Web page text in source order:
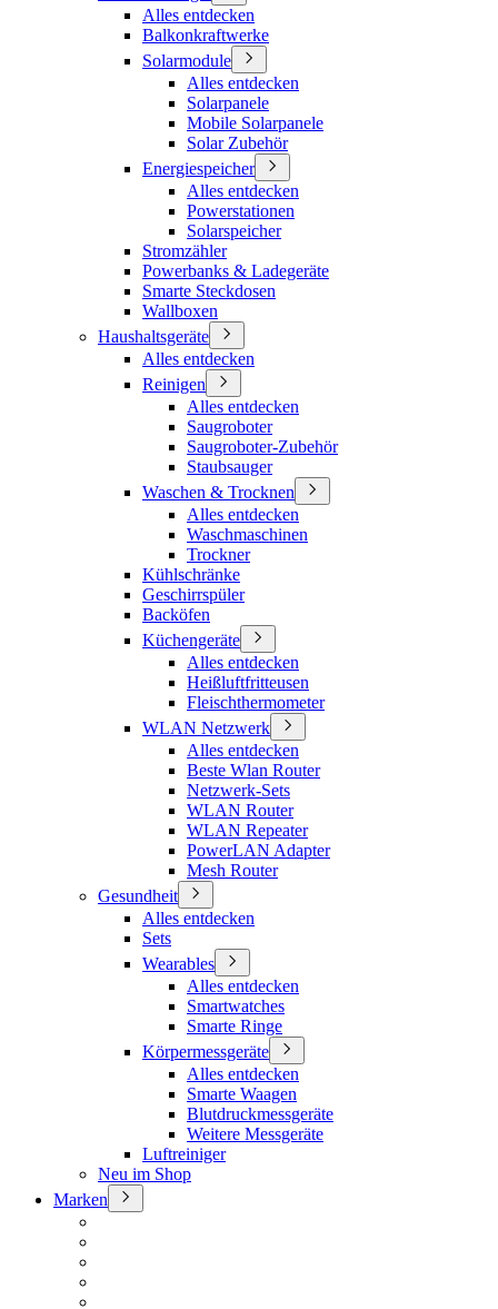
Alles entdecken
Balkonkraftwerke
Solarmodule
Alles entdecken
Solarpanele
Mobile Solarpanele
Solar Zubehör
Energiespeicher
Alles entdecken
Powerstationen
Solarspeicher
Stromzähler
Powerbanks & Ladegeräte
Smarte Steckdosen
Wallboxen
Haushaltsgeräte
Alles entdecken
Reinigen
Alles entdecken
Saugroboter
Saugroboter-Zubehör
Staubsauger
Waschen & Trocknen
Alles entdecken
Waschmaschinen
Trockner
Kühlschränke
Geschirrspüler
Backöfen
Küchengeräte
Alles entdecken
Heißluftfritteusen
Fleischthermometer
WLAN Netzwerk
Alles entdecken
Beste Wlan Router
Netzwerk-Sets
WLAN Router
WLAN Repeater
PowerLAN Adapter
Mesh Router
Gesundheit
Alles entdecken
Sets
Wearables
Alles entdecken
Smartwatches
Smarte Ringe
Körpermessgeräte
Alles entdecken
Smarte Waagen
Blutdruckmessgeräte
Weitere Messgeräte
Luftreiniger
Neu im Shop
Marken